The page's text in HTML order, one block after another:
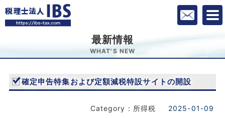
最新情報
WHAT'S NEW
確定申告特集および定額減税特設サイトの開設
Category：所得税
2025-01-09